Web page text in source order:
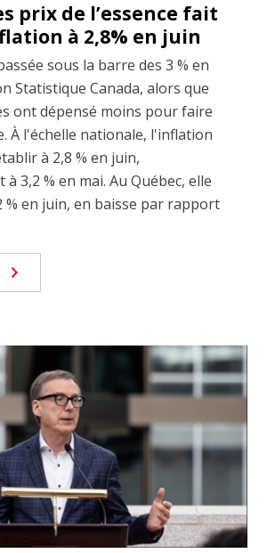
prix de l’essence fait
à 2,8% en juin
sous la barre des 3 % en
Statistique Canada, alors que
ont dépensé moins pour faire
À l'échelle nationale, l'inflation
à 2,8 % en juin,
3,2 % en mai. Au Québec, elle
% en juin, en baisse par rapport